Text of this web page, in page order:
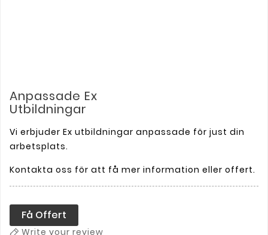
Anpassade Ex
Utbildningar
Vi erbjuder Ex utbildningar anpassade för just din
arbetsplats.
Kontakta oss för att få mer information eller offert.
Få Offert
Write your review